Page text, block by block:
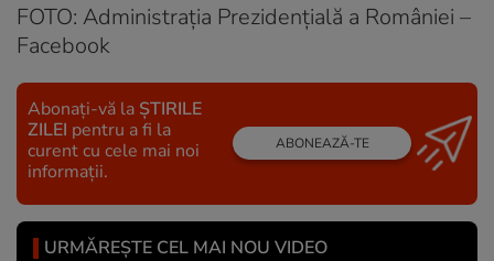
FOTO: Administrația Prezidențială a României –
Facebook
Abonați-vă la ȘTIRILE
ZILEI pentru a fi la
curent cu cele mai noi
informații.
ABONEAZĂ-TE
URMĂREȘTE CEL MAI NOU VIDEO